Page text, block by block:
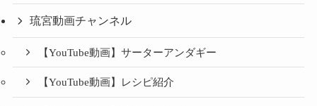
琉宮動画チャンネル
【YouTube動画】サーターアンダギー
【YouTube動画】レシピ紹介